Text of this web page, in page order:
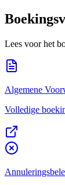
Lees voor het
Algemene
Volledige